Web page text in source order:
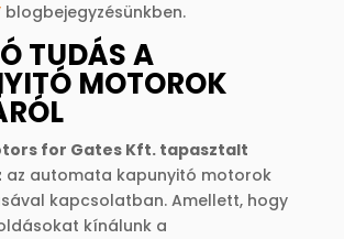
blogbejegyzésünkben.
TUDÁS A
MOTOROK
for Gates Kft. tapasztalt
az automata kapunyitó motorok
kapcsolatban. Amellett, hogy
kínálunk a